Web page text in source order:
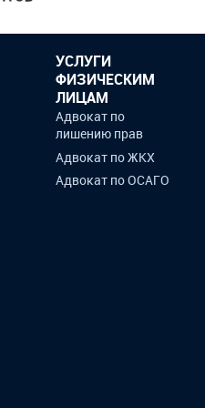
УСЛУГИ
ФИЗИЧЕСКИМ
ЛИЦАМ
Адвокат по
лишению прав
Адвокат по ЖКХ
Адвокат по ОСАГО